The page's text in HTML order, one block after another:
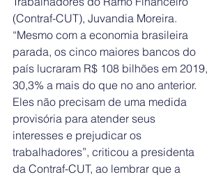
(Contraf-CUT), Juvandia Moreira.
“Mesmo com a economia brasileira
parada, os cinco maiores bancos do
país lucraram R$ 108 bilhões em 2019,
30,3% a mais do que no ano anterior.
Eles não precisam de uma medida
provisória para atender seus
interesses e prejudicar os
trabalhadores”, criticou a presidenta
da Contraf-CUT, ao lembrar que a